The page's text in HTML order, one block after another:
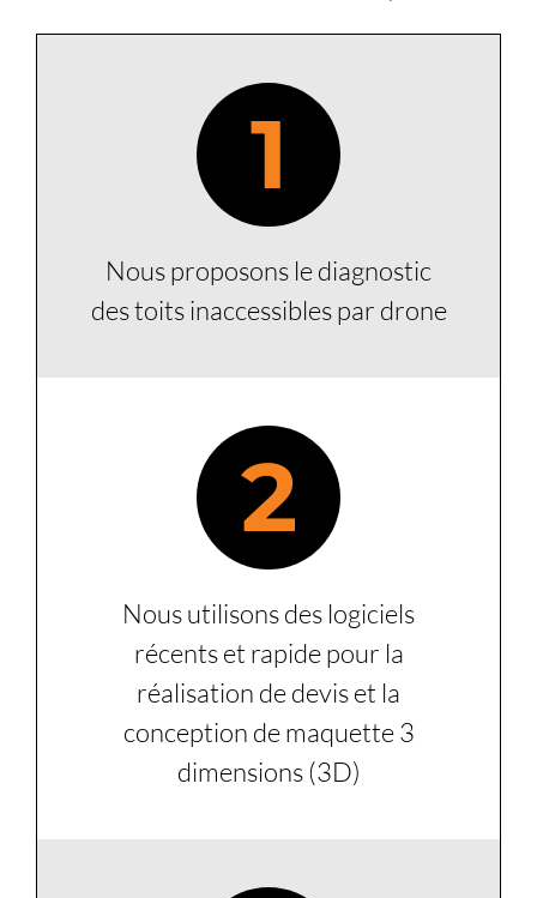
1
Nous proposons le diagnostic
des toits inaccessibles par drone
2
Nous utilisons des logiciels
récents et rapide pour la
réalisation de devis et la
conception de maquette 3
dimensions (3D)